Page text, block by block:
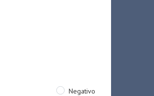
Negativo